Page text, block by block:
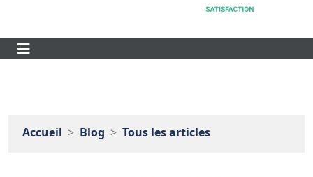
Accueil Blog Tous les articles